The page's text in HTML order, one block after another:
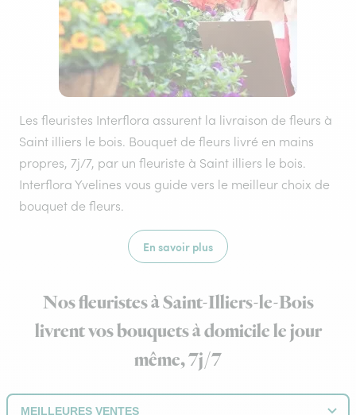
Les fleuristes Interflora assurent la livraison de fleurs à
Saint illiers le bois. Bouquet de fleurs livré en mains
propres, 7j/7, par un fleuriste à Saint illiers le bois.
Interflora Yvelines vous guide vers le meilleur choix de
bouquet de fleurs.
En savoir plus
Nos fleuristes à Saint-Illiers-le-Bois
livrent vos bouquets à domicile le jour
même, 7j/7